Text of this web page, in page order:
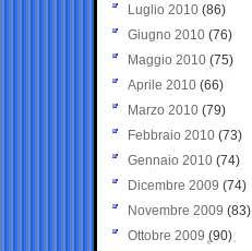
Luglio 2010 (86)
Giugno 2010 (76)
Maggio 2010 (75)
Aprile 2010 (66)
Marzo 2010 (79)
Febbraio 2010 (73)
Gennaio 2010 (74)
Dicembre 2009 (74)
Novembre 2009 (83)
Ottobre 2009 (90)